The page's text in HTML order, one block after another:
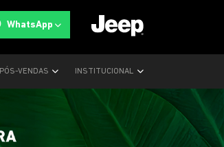
WhatsApp
PÓS-VENDAS INSTITUCIONAL